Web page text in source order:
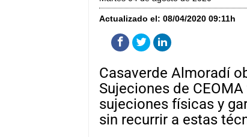
Actualizado el: 08/04/2020 09:11h
Casaverde Almoradí
Sujeciones de
sujeciones físicas y
sin recurrir a estas